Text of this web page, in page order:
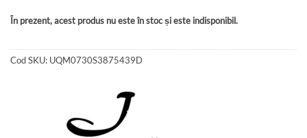
În prezent, acest produs nu este în stoc și este indisponibil.
Cod SKU: UQM0730S3875439D